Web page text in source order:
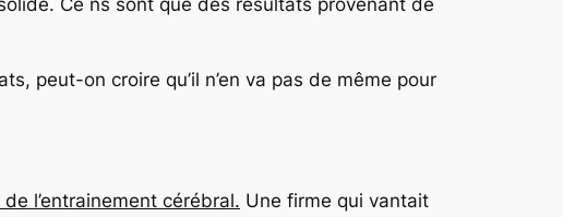
peut-on croire qu’il n’en va pas de même pour
l’entrainement cérébral. Une firme qui vantait